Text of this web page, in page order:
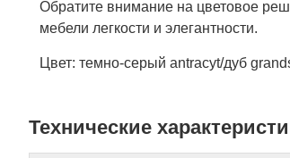
Обратите внимание на цветовое
мебели легкости и элегантности.
Цвет: темно-серый antracyt/дуб
Технические